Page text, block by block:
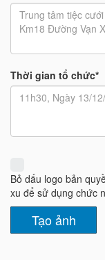
Thời gian tổ chức*
Bỏ dấu logo bản
xu để sử dụng chức